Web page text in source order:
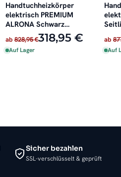
Handtuchheizkörper
elektrisch PREMIUM
ALRONA Schwarz
Seitlich offen rechts
oder links inkl. Heizstab
ab 828,95 €318,95 €
Auf Lager
ab
Auf
Sicher bezahlen
SSL-verschlüsselt & geprüft